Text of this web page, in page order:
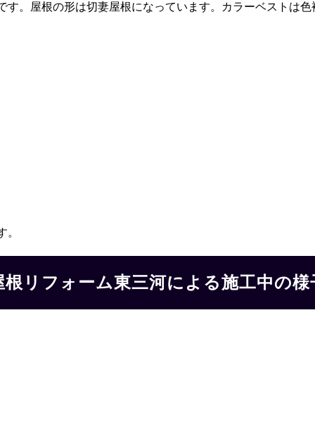
す。屋根の形は切妻屋根になっています。カラーベストは色
。
根リフォーム東三河による施工中の様